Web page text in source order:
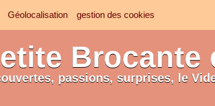
Géolocalisation gestion des cookies
Brocante
passions, surprises, le